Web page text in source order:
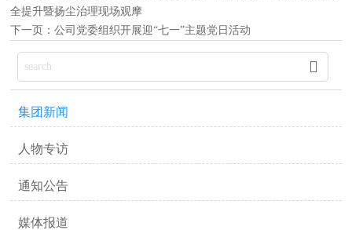
全提升暨扬尘治理现场观摩
下一页：公司党委组织开展迎“七一”主题党日活动

集团新闻
人物专访
通知公告
媒体报道